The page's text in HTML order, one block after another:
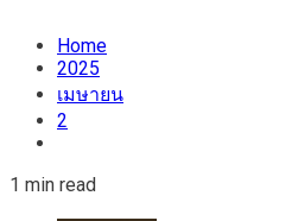
Home
2025
เมษายน
2
1 min read